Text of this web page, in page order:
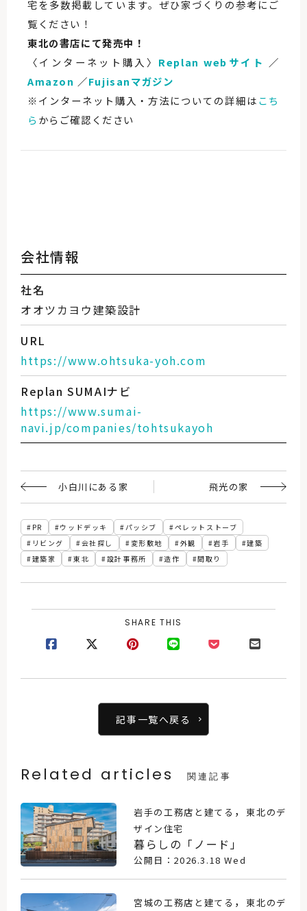
宅を多数掲載しています。ぜひ家づくりの参考にご
覧ください！
東北の書店にて発売中！
〈インターネット購入〉 Replan webサイト ／
Amazon ／Fujisanマガジン
※インターネット購入・方法についての詳細はこち
らからご確認ください
会社情報
社名
オオツカヨウ建築設計
URL
https://www.ohtsuka-yoh.com
Replan SUMAIナビ
https://www.sumai-
navi.jp/companies/tohtsukayoh
小白川にある家 飛光の家
PR ウッドデッキ パッシブ
ペレットストーブ
リビング
会社探し 変形敷地 外観 岩手
建築
建築家
東北 設計事務所 造作 間取り
SHARE THIS
記事一覧へ戻る
Related articles 関連記事
岩手の工務店と建てる ，
東北のデ
ザイン住宅
暮らしの「ノード」
公開日：2026.3.18 Wed
宮城の工務店と建てる ，
東北のデ